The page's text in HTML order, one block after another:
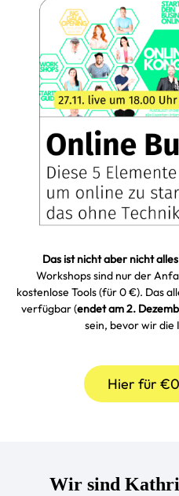
Das ist nicht aber nicht
Workshops sind nur der
kostenlose Tools (für 0 €). Das
verfügbar (endet am 2.
sein, bevor wir
Hier für
Wir sind